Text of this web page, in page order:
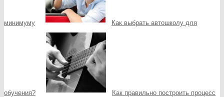
минимуму Как выбрать автошколу для
обучения? Как правильно построить процесс